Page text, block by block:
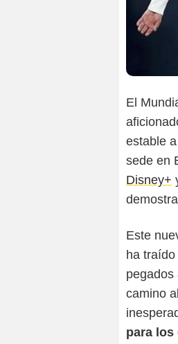
El
estable
sede en
Disney+
Este
ha
pegados
camino
para los